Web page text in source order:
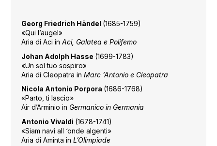
Georg Friedrich Händel (1685-1759)
«Qui l’augel»
Aria di Aci in Aci, Galatea e Polifemo
Johan Adolph Hasse (1699-1783)
«Un sol tuo sospiro»
Aria di Cleopatra in Marc ‘Antonio e Cleopatra
Nicola Antonio Porpora (1686-1768)
«Parto, ti lascio»
Air d’Arminio in Germanico in Germania
Antonio Vivaldi (1678-1741)
«Siam navi all ‘onde algenti»
Aria di Aminta in L’Olimpiade